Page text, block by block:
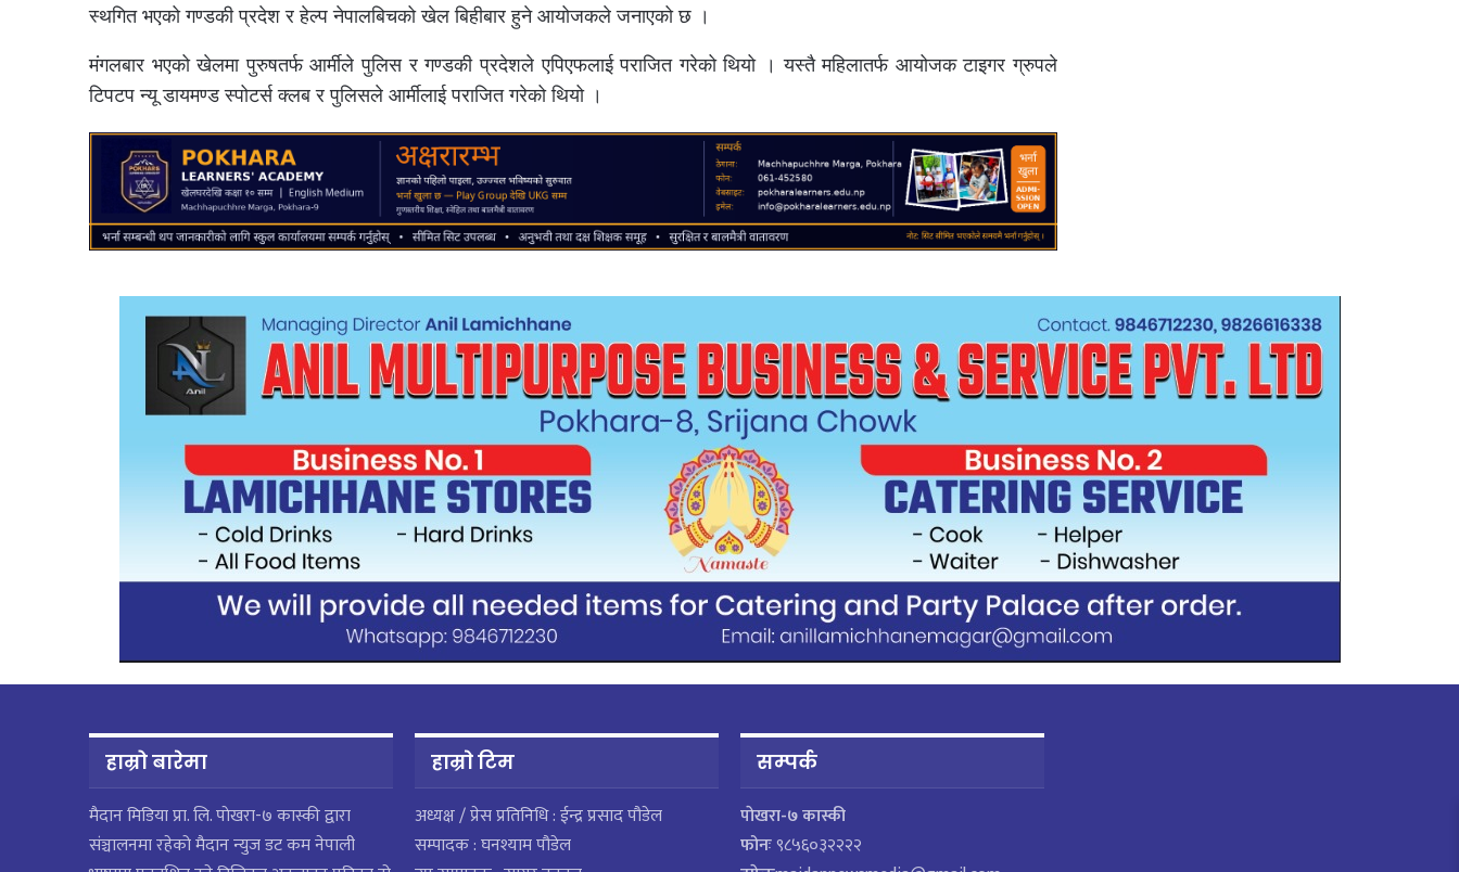
स्थगित भएको गण्डकी प्रदेश र हेल्प नेपालबिचको खेल बिहीबार हुने आयोजकले जनाएको छ ।
मंगलबार भएको खेलमा पुरुषतर्फ आर्मीले पुलिस र गण्डकी प्रदेशले एपिएफलाई पराजित गरेको थियो । यस्तै महिलातर्फ आयोजक टाइगर ग्रुपले
टिपटप न्यू डायमण्ड स्पोटर्स क्लब र पुलिसले आर्मीलाई पराजित गरेको थियो ।
हाम्रो बारेमा
मैदान मिडिया प्रा. लि. पाेखरा-७ कास्की द्वारा
संञ्चालनमा रहेको मैदान न्युज डट कम नेपाली
हाम्राे टिम
अध्यक्ष / प्रेस प्रतिनिधि : ईन्द्र प्रसाद पौडेल
सम्पादक : घनश्याम पौडेल
सम्पर्क
पाेखरा-७ कास्की
फोनः९८५६०३२२२२